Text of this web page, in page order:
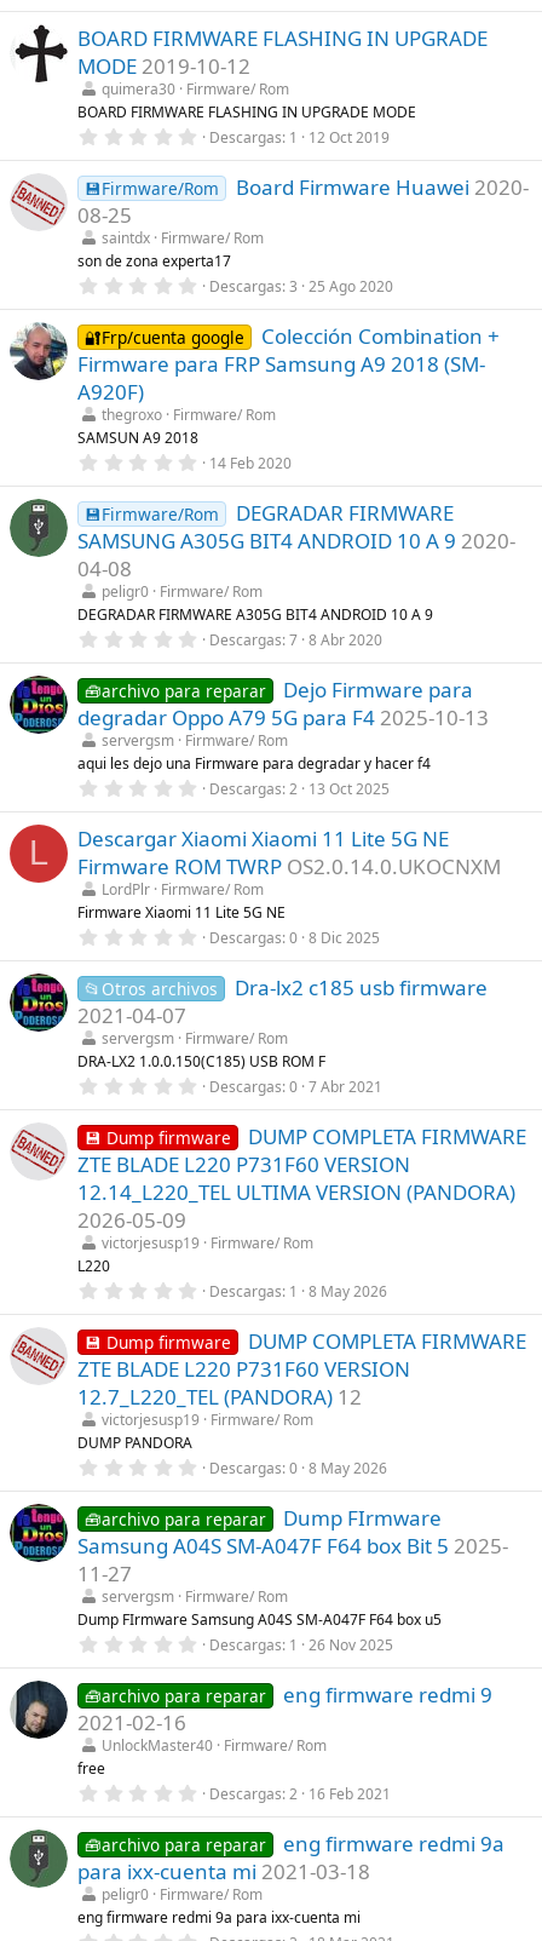
l
l
a
(
s
)
0
0
e
s
t
r
e
l
a
(
s
BOARD FIRMWARE FLASHING IN UPGRADE
MODE 2019-10-12
quimera30 Firmware/ Rom
BOARD FIRMWARE FLASHING IN UPGRADE MODE
0
0
0
e
t
r
e
l
a
(
s
)
Descargas 1 12 Oct 2019
💾Firmware/Rom Board Firmware Huawei 2020-
08-25
saintdx Firmware/ Rom
son de zona experta17
0
0
0
e
s
e
l
a
(
s
)
Descargas 3 25 Ago 2020
🔐Frp/cuenta google
Colección Combination +
Firmware para FRP Samsung A9 2018 (SM-
A920F)
thegroxo Firmware/ Rom
SAMSUN A9 2018
0
0
0
e
s
e
l
a
(
s
)
14 Feb 2020
💾Firmware/Rom
DEGRADAR FIRMWARE
SAMSUNG A305G BIT4 ANDROID 10 A 9 2020-
04-08
peligr0 Firmware/ Rom
DEGRADAR FIRMWARE A305G BIT4 ANDROID 10 A 9
0
0
0
e
s
t
r
e
l
(
s
)
Descargas 7 8 Abr 2020
🧰archivo para reparar
Dejo Firmware para
degradar Oppo A79 5G para F4 2025-10-13
servergsm Firmware/ Rom
aqui les dejo una Firmware para degradar y hacer f4
0
0
0
e
s
t
r
e
l
a
(
s
Descargas 2 13 Oct 2025
L
Descargar Xiaomi Xiaomi 11 Lite 5G NE
Firmware ROM TWRP OS2.0.14.0.UKOCNXM
LordPlr Firmware/ Rom
Firmware Xiaomi 11 Lite 5G NE
0
0
0
e
t
r
e
l
a
(
s
)
Descargas 0 8 Dic 2025
📂Otros archivos
Dra-lx2 c185 usb firmware
2021-04-07
servergsm Firmware/ Rom
DRA-LX2 1.0.0.150(C185) USB ROM F
0
0
0
e
s
t
r
l
l
)
Descargas 0 7 Abr 2021
💾 Dump firmware
DUMP COMPLETA FIRMWARE
ZTE BLADE L220 P731F60 VERSION
12.14_L220_TEL ULTIMA VERSION (PANDORA)
2026-05-09
victorjesusp19
Firmware/ Rom
L220
0
0
0
e
s
t
r
e
a
(
s
)
Descargas 1 8 May 2026
💾 Dump firmware
DUMP COMPLETA FIRMWARE
ZTE BLADE L220 P731F60 VERSION
12.7_L220_TEL (PANDORA) 12
victorjesusp19
Firmware/ Rom
DUMP PANDORA
0
0
0
e
s
e
l
a
(
s
)
Descargas 0 8 May 2026
🧰archivo para reparar
Dump FIrmware
Samsung A04S SM-A047F F64 box Bit 5 2025-
11-27
servergsm Firmware/ Rom
Dump FIrmware Samsung A04S SM-A047F F64 box u5
0
0
0
e
t
l
a
(
s
)
Descargas 1 26 Nov 2025
🧰archivo para reparar
eng firmware redmi 9
2021-02-16
UnlockMaster40 Firmware/ Rom
free
0
0
0
e
s
t
r
e
Descargas 2 16 Feb 2021
🧰archivo para reparar
eng firmware redmi 9a
para ixx-cuenta mi 2021-03-18
peligr0 Firmware/ Rom
eng firmware redmi 9a para ixx-cuenta mi